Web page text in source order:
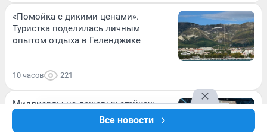
Все новости
«Помойка с дикими ценами».
Туристка поделилась личным
опытом отдыха в Геленджике
10 часов 221
Миллиарды на дешевых стейках:
сколько зарабатывают fix-price-
рестораны «The Бык» и как устроена